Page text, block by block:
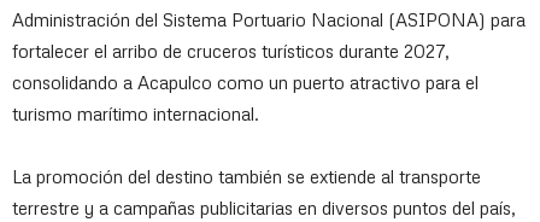
Administración del Sistema Portuario Nacional (ASIPONA) para
fortalecer el arribo de cruceros turísticos durante 2027,
consolidando a Acapulco como un puerto atractivo para el
turismo marítimo internacional.
La promoción del destino también se extiende al transporte
terrestre y a campañas publicitarias en diversos puntos del país,